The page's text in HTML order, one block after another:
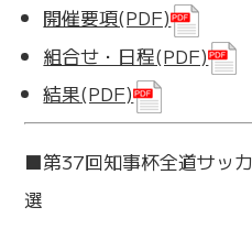
開催要項(PDF)
組合せ・日程(PDF)
結果(PDF)
■第37回知事杯全道サッ
選